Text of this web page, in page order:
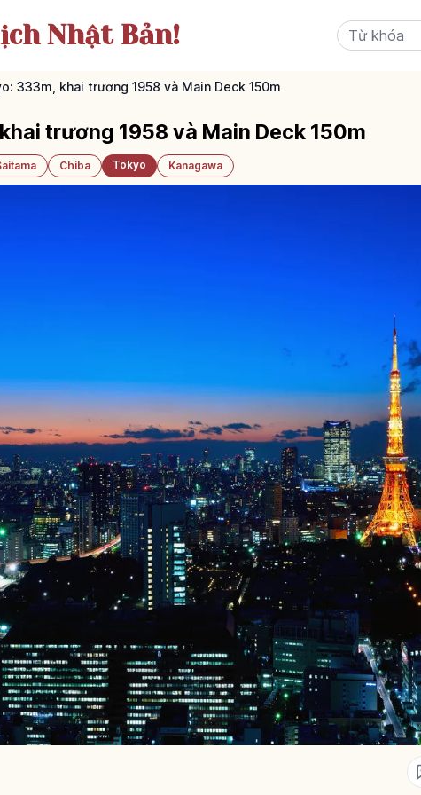
Nhật Bản!
333m, khai trương 1958 và Main Deck 150m
trương 1958 và Main Deck 150m
Chiba Tokyo Kanagawa